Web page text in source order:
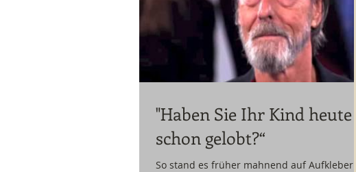
"Haben Sie Ihr Kind heute
schon gelobt?“
So stand es früher mahnend auf Aufklebern,